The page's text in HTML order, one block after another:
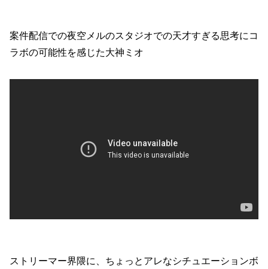
案件配信での夜空メルのスタジオでの天才すぎる思考にコ
ラボの可能性を感じた大神ミオ
ストリーマー界隈に、ちょっとアレなシチュエーションボ